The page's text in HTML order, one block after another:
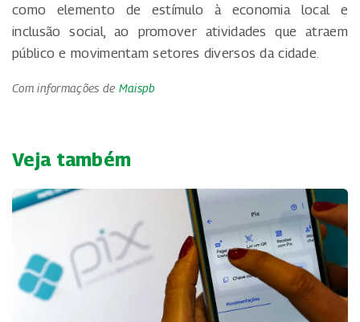
como elemento de estímulo à economia local e
inclusão social, ao promover atividades que atraem
público e movimentam setores diversos da cidade.
Com informações de Maispb
Veja também